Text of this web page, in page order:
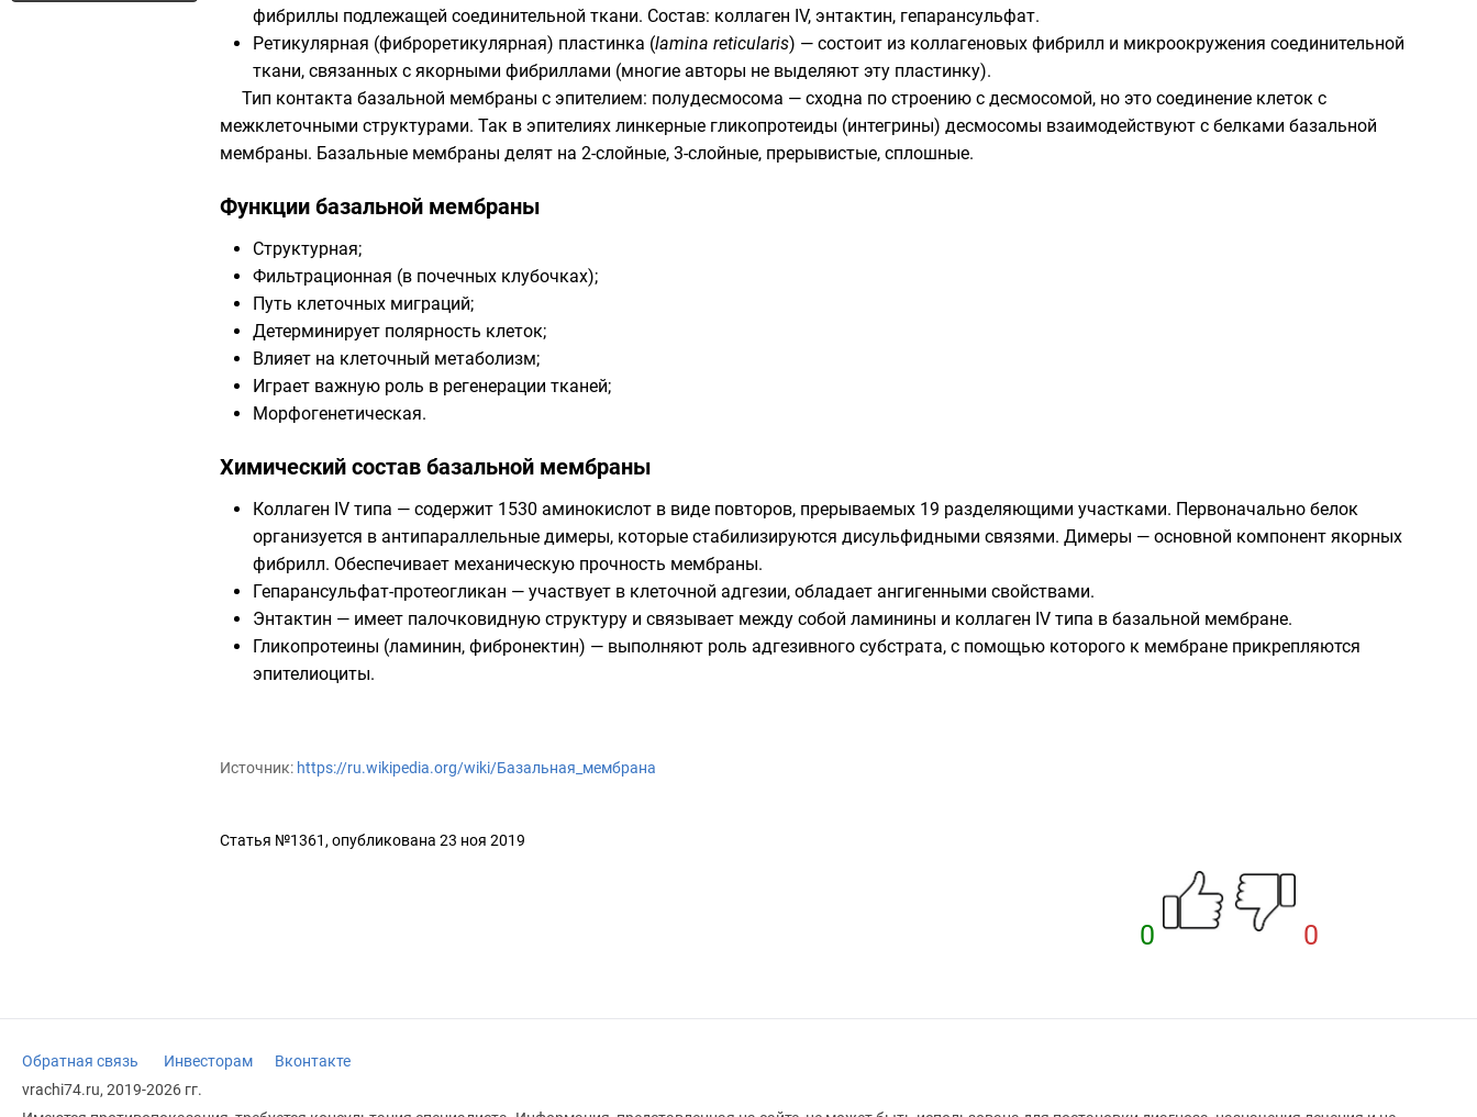
фибриллы подлежащей соединительной ткани. Состав: коллаген IV, энтактин, гепарансульфат.
Ретикулярная (фиброретикулярная) пластинка (lamina reticularis) — состоит из коллагеновых фибрилл и микроокружения соединительной
ткани, связанных с якорными фибриллами (многие авторы не выделяют эту пластинку).
Тип контакта базальной мембраны с эпителием: полудесмосома — сходна по строению с десмосомой, но это соединение клеток с
межклеточными структурами. Так в эпителиях линкерные гликопротеиды (интегрины) десмосомы взаимодействуют с белками базальной
мембраны. Базальные мембраны делят на 2-слойные, 3-слойные, прерывистые, сплошные.
Функции базальной мембраны
Структурная;
Фильтрационная (в почечных клубочках);
Путь клеточных миграций;
Детерминирует полярность клеток;
Влияет на клеточный метаболизм;
Играет важную роль в регенерации тканей;
Морфогенетическая.
Химический состав базальной мембраны
Коллаген IV типа — содержит 1530 аминокислот в виде повторов, прерываемых 19 разделяющими участками. Первоначально белок
организуется в антипараллельные димеры, которые стабилизируются дисульфидными связями. Димеры — основной компонент якорных
фибрилл. Обеспечивает механическую прочность мембраны.
Гепарансульфат-протеогликан — участвует в клеточной адгезии, обладает ангигенными свойствами.
Энтактин — имеет палочковидную структуру и связывает между собой ламинины и коллаген IV типа в базальной мембране.
Гликопротеины (ламинин, фибронектин) — выполняют роль адгезивного субстрата, с помощью которого к мембране прикрепляются
эпителиоциты.
Источник: https://ru.wikipedia.org/wiki/Базальная_мембрана
Статья №1361, опубликована 23 ноя 2019
0 0
Обратная связь Инвесторам
Вконтакте
vrachi74.ru, 2019-2026 гг.